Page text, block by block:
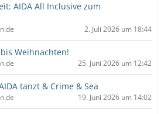
AIDA All Inclusive zum
2. Juli 2026 um 18:44
Weihnachten!
25. Juni 2026 um 12:42
tanzt & Crime & Sea
19. Juni 2026 um 14:02